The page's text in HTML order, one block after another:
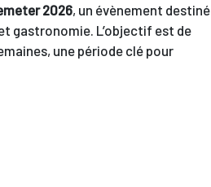
2026, un évènement destiné
gastronomie. L’objectif est de
une période clé pour